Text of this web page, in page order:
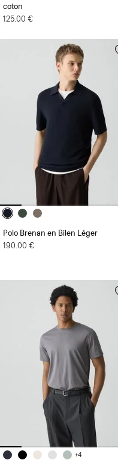
coton
125.00 €
Polo Brenan en Bilen Léger
190.00 €
+4